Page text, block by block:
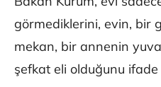
görmediklerini, evin, bir
mekan, bir annenin
şefkat eli olduğunu ifade